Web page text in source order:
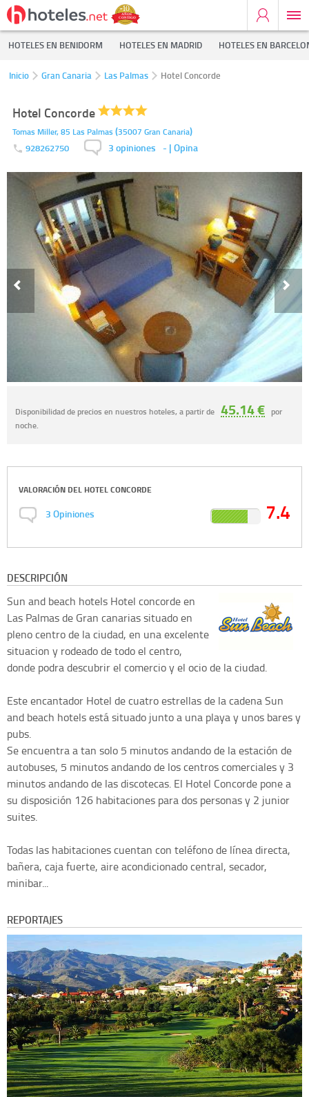
HOTELES EN BENIDORM HOTELES EN MADRID HOTELES EN
Inicio Gran Canaria Las Palmas Hotel Concorde
Hotel Concorde
Tomas Miller, 85 Las Palmas (35007 Gran Canaria)
928262750 3 opiniones - | Opina
Disponibilidad de precios en nuestros hoteles, a partir de 45.14 € por
noche.
VALORACIÓN DEL HOTEL CONCORDE
3Opiniones 7.4
DESCRIPCIÓN
Sun and beach hotels Hotel concorde en
Las Palmas de Gran canarias situado en
pleno centro de la ciudad, en una excelente
situacion y rodeado de todo el centro,
donde podra descubrir el comercio y el ocio de la ciudad.
Este encantador Hotel de cuatro estrellas de la cadena Sun
and beach hotels está situado junto a una playa y unos bares y
pubs.
Se encuentra a tan solo 5 minutos andando de la estación de
autobuses, 5 minutos andando de los centros comerciales y 3
minutos andando de las discotecas. El Hotel Concorde pone a
su disposición 126 habitaciones para dos personas y 2 junior
suites.
Todas las habitaciones cuentan con teléfono de línea directa,
bañera, caja fuerte, aire acondicionado central, secador,
minibar...
REPORTAJES